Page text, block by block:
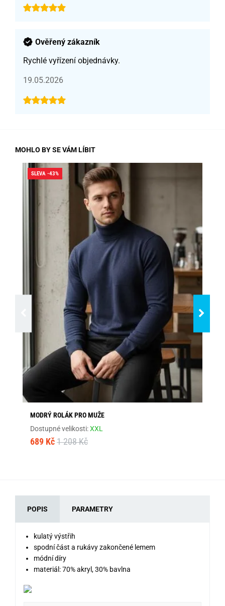
Ověřený zákazník
Rychlé vyřízení objednávky.
19.05.2026
MOHLO BY SE VÁM LÍBIT
SLEVA -43%
MODRÝ ROLÁK PRO MUŽE
Dostupné velikosti:XXL
689 Kč 1 208 Kč
POPIS PARAMETRY
kulatý výstřih
spodní část a rukávy zakončené lemem
módní díry
materiál: 70% akryl, 30% bavlna